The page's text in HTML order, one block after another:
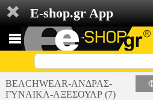
E-shop.gr App
BEACHWEAR-ΑΝΔΡΑΣ-
ΓΥΝΑΙΚΑ-ΑΞΕΣΟΥΑΡ (7)